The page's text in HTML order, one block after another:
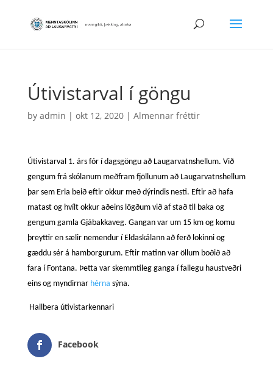
Útivistarval í göngu
by admin | okt 12, 2020| Almennar fréttir
Útivistarval 1. árs fór í dagsgöngu að Laugarvatnshellum. Við
gengum frá skólanum meðfram fjöllunum að Laugarvatnshellum
þar sem Erla beið eftir okkur með dýrindis nesti. Eftir að hafa
matast og hvílt okkur aðeins lögðum við af stað til baka og
gengum gamla Gjábakkaveg. Gangan var um 15 km og komu
þreyttir en sælir nemendur í Eldaskálann að ferð lokinni og
gæddu sér á hamborgurum. Eftir matinn var öllum boðið að
fara í Fontana. Þetta var skemmtileg ganga í fallegu haustveðri
eins og myndirnar hérna sýna.
Hallbera útivistarkennari
Facebook